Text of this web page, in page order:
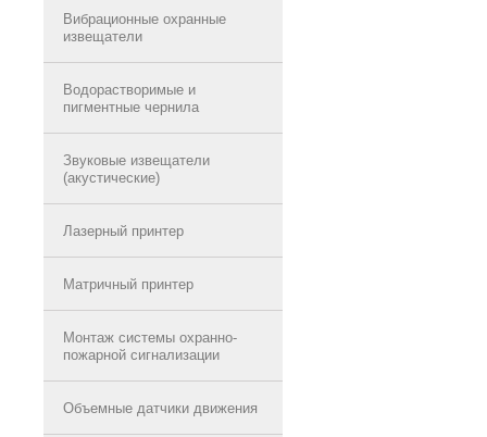
Вибрационные охранные
извещатели
Водорастворимые и
пигментные чернила
Звуковые извещатели
(акустические)
Лазерный принтер
Матричный принтер
Монтаж системы охранно-
пожарной сигнализации
Объемные датчики движения